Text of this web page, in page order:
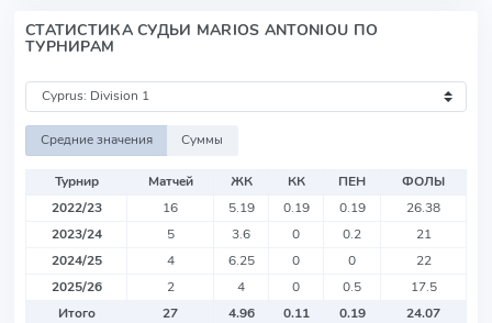
СТАТИСТИКА СУДЬИ MARIOS ANTONIOU ПО
ТУРНИРАМ
Средние значения Суммы
Турнир Матчей ЖК КК ПЕН
ФОЛЫ
2022/23
16 5.19 0.19 0.19
26.38
2023/24
5 3.6 0 0.2
21
2024/25
4 6.25 0 0
22
2025/26
2 4 0 0.5
17.5
Итого
27 4.96 0.11 0.19 24.07